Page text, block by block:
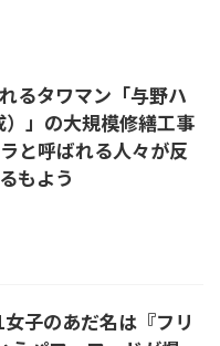
るタワマン「与野ハ
」の大規模修繕工事
と呼ばれる人々が反
もよう
女子のあだ名は『フリ